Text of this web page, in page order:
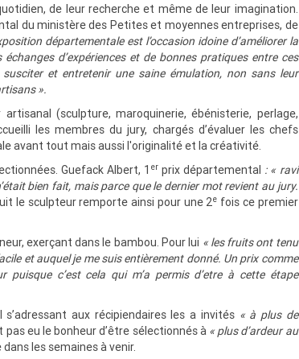
de leur recherche et même de leur imagination.
du ministère des Petites et moyennes entreprises, de
départementale est l’occasion idoine d’améliorerla
échanges d’expériences et de bonnes pratiques entre ces
et entretenir une saine émulation, non sans leur
».
(sculpture, maroquinerie, ébénisterie, perlage,
les membres du jury, chargés d’évaluer les chefs
avant tout mais aussi l'originalité et la créativité.
Guefack Albert, 1 erprix départemental : « ravi
bien fait, mais parce que le dernier mot revient au jury.
le sculpteur remporte ainsi pour une 2e fois ce premier
exerçant dans le bambou. Pour lui « les fruits ont tenu
et auquel je me suis entièrement donné. Un prix comme
puisque c’est cela qui m’a permis d’etre à cette étape
aux récipiendaires les a invités « à plus de
pas eu le bonheur d’être sélectionnés à « plus d’ardeur au
les semaines à venir.